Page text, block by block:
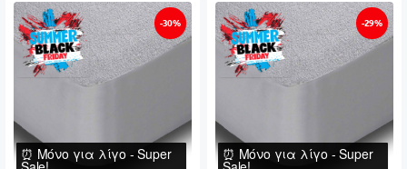
⏰ Μόνο για λίγο - Super
-30%
⏰ Μόνο για λίγο - Super
-29%